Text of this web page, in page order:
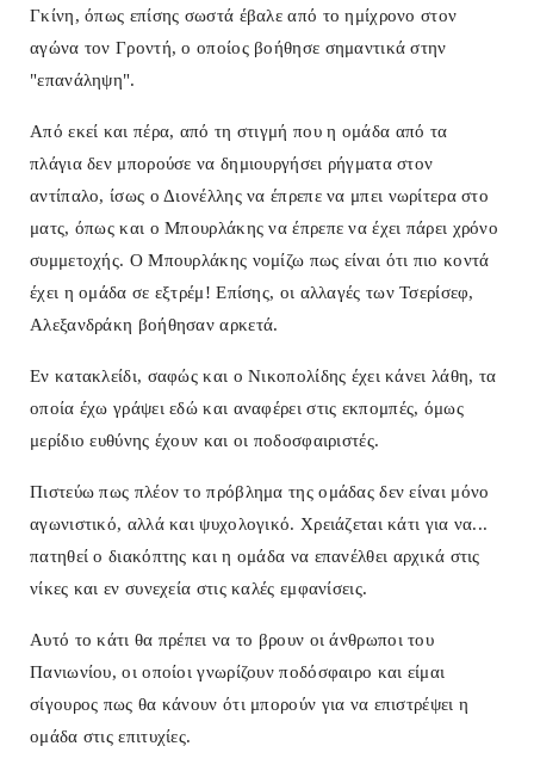
Γκίνη, όπως επίσης σωστά έβαλε από το ημίχρονο στον
αγώνα τον Γροντή, ο οποίος βοήθησε σημαντικά στην
"επανάληψη".
Από εκεί και πέρα, από τη στιγμή που η ομάδα από τα
πλάγια δεν μπορούσε να δημιουργήσει ρήγματα στον
αντίπαλο, ίσως ο Διονέλλης να έπρεπε να μπει νωρίτερα στο
ματς, όπως και ο Μπουρλάκης να έπρεπε να έχει πάρει χρόνο
συμμετοχής. Ο Μπουρλάκης νομίζω πως είναι ότι πιο κοντά
έχει η ομάδα σε εξτρέμ! Επίσης, οι αλλαγές των Τσερίσεφ,
Αλεξανδράκη βοήθησαν αρκετά.
Εν κατακλείδι, σαφώς και ο Νικοπολίδης έχει κάνει λάθη, τα
οποία έχω γράψει εδώ και αναφέρει στις εκπομπές, όμως
μερίδιο ευθύνης έχουν και οι ποδοσφαιριστές.
Πιστεύω πως πλέον το πρόβλημα της ομάδας δεν είναι μόνο
αγωνιστικό, αλλά και ψυχολογικό. Χρειάζεται κάτι για να...
πατηθεί ο διακόπτης και η ομάδα να επανέλθει αρχικά στις
νίκες και εν συνεχεία στις καλές εμφανίσεις.
Αυτό το κάτι θα πρέπει να το βρουν οι άνθρωποι του
Πανιωνίου, οι οποίοι γνωρίζουν ποδόσφαιρο και είμαι
σίγουρος πως θα κάνουν ότι μπορούν για να επιστρέψει η
ομάδα στις επιτυχίες.